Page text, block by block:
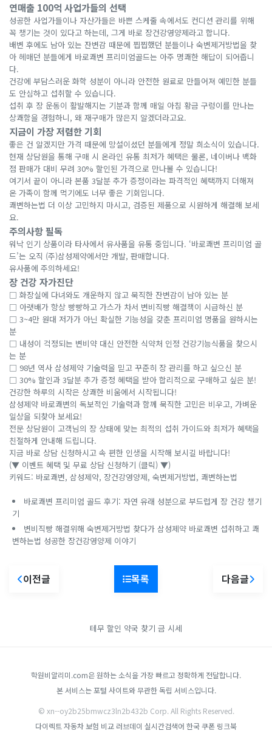
연매출 100억 사업가들의 선택
성공한 사업가들이나 자산가들은 바쁜 스케줄 속에서도 컨디션 관리를 위해
꼭 챙기는 것이 있다고 하는데, 그게 바로 장건강영양제라고 합니다.
배변 후에도 남아 있는 잔변감 때문에 찝찝했던 분들이나 숙변제거방법을 찾
아 헤매던 분들에게 바로쾌변 프리미엄골드는 아주 명쾌한 해답이 되어줍니
다.
건강에 부담스러운 화학 성분이 아니라 안전한 원료로 만들어져 예민한 분들
도 안심하고 섭취할 수 있습니다.
섭취 후 장 운동이 활발해지는 기분과 함께 매일 아침 황금 구렁이를 만나는
상쾌함을 경험하니, 왜 재구매가 많은지 알겠더라고요.
지금이 가장 저렴한 기회
좋은 건 알겠지만 가격 때문에 망설이셨던 분들에게 정말 희소식이 있습니다.
현재 상담원을 통해 구매 시 온라인 유통 최저가 혜택은 물론, 네이버나 백화
점 판매가 대비 무려 30% 할인된 가격으로 만나볼 수 있습니다!
여기서 끝이 아니라 본품 3달분 추가 증정이라는 파격적인 혜택까지 더해져
온 가족이 함께 먹기에도 너무 좋은 기회입니다.
쾌변하는법 더 이상 고민하지 마시고, 검증된 제품으로 시원하게 해결해 보세
요.
주의사항 필독
워낙 인기 상품이라 타사에서 유사품을 유통 중입니다. ‘바로쾌변 프리미엄 골
드’는 오직 (주)삼성제약에서만 개발, 판매합니다.
유사품에 주의하세요!
장 건강 자가진단
□ 화장실에 다녀와도 개운하지 않고 묵직한 잔변감이 남아 있는 분
□ 아랫배가 항상 빵빵하고 가스가 차서 변비직빵 해결책이 시급하신 분
□ 3~4만 원대 저가가 아닌 확실한 기능성을 갖춘 프리미엄 명품을 원하시는
분
□ 내성이 걱정되는 변비약 대신 안전한 식약처 인정 건강기능식품을 찾으시
는 분
□ 98년 역사 삼성제약 기술력을 믿고 꾸준히 장 관리를 하고 싶으신 분
□ 30% 할인과 3달분 추가 증정 혜택을 받아 합리적으로 구매하고 싶은 분!
건강한 하루의 시작은 상쾌한 비움에서 시작됩니다!
삼성제약 바로쾌변의 독보적인 기술력과 함께 묵직한 고민은 비우고, 가벼운
일상을 되찾아 보세요!
전문 상담원이 고객님의 장 상태에 맞는 최적의 섭취 가이드와 최저가 혜택을
친절하게 안내해 드립니다.
지금 바로 상담 신청하시고 속 편한 인생을 시작해 보시길 바랍니다!
(▼ 이벤트 혜택 및 무료 상담 신청하기 (클릭) ▼)
키워드: 바로쾌변, 삼성제약, 장건강영양제, 숙변제거방법, 쾌변하는법
바로쾌변 프리미엄 골드 후기: 자연 유래 성분으로 부드럽게 장 건강 챙기
기
변비직빵 해결위해 숙변제거방법 찾다가 삼성제약 바로쾌변 섭취하고 쾌
변하는법 성공한 장건강영양제 이야기
이전글 목록 다음글
테무 할인 약국 찾기 금 시세
학원비알리미.com은 원하는 소식을 가장 빠르고 정확하게 전달합니다.
본 서비스는 포털 사이트와 무관한 독립 서비스입니다.
© xn--oy2b25bmwcz3ln2b432b Corp. All Rights Reserved.
다이렉트 자동차 보험 비교 러브데이 실시간검색어 한국 쿠폰 링크북